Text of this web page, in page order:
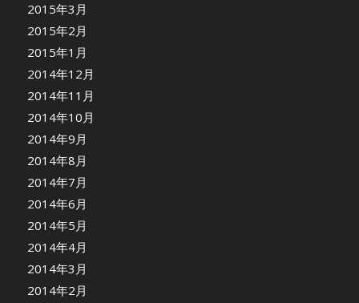
2015年3月
2015年2月
2015年1月
2014年12月
2014年11月
2014年10月
2014年9月
2014年8月
2014年7月
2014年6月
2014年5月
2014年4月
2014年3月
2014年2月